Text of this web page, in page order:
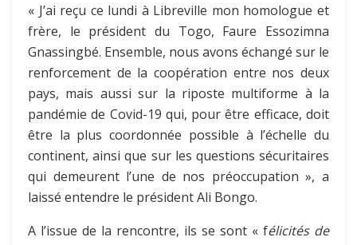
« J’ai reçu ce lundi à Libreville mon homologue et
frère, le président du Togo, Faure Essozimna
Gnassingbé. Ensemble, nous avons échangé sur le
renforcement de la coopération entre nos deux
pays, mais aussi sur la riposte multiforme à la
pandémie de Covid-19 qui, pour être efficace, doit
être la plus coordonnée possible à l’échelle du
continent, ainsi que sur les questions sécuritaires
qui demeurent l’une de nos préoccupation », a
laissé entendre le président Ali Bongo.
A l’issue de la rencontre, ils se sont « félicités de